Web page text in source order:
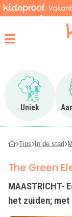
Uniek
Ga naar
Tips In de stad
The Green
MAASTRICHT-
het zuiden;